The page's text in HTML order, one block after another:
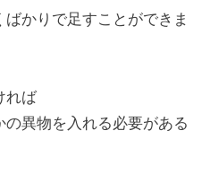
かりで足すことができま
れば
異物を入れる必要がある